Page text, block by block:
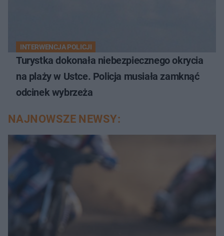
INTERWENCJA POLICJI
Turystka dokonała niebezpiecznego okrycia
na plaży w Ustce. Policja musiała zamknąć
odcinek wybrzeża
NAJNOWSZE NEWSY: